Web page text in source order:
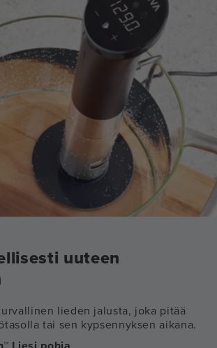
uuteen
lieden jalusta, joka pitää
tai sen kypsennyksen aikana.